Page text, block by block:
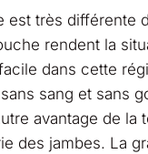
est très
rendent la
dans cette
sang et sans
avantage de
des jambes. La